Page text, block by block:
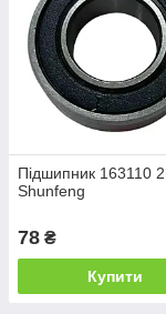
Підшипник 163110
Shunfeng
78 ₴
Купити